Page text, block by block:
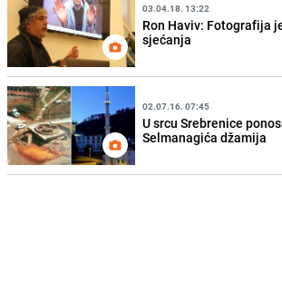
03.04.18. 13:22
Ron Haviv: Fotografija
sjećanja
02.07.16. 07:45
U srcu Srebrenice
Selmanagića džamija